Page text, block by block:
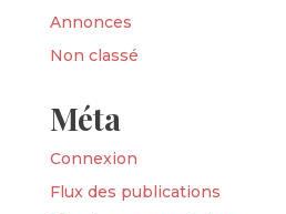
Annonces
Non classé
Méta
Connexion
Flux des publications